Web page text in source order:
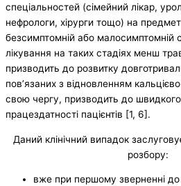
спеціальностей (сімейний лікар,
нефрологи, хірурги тощо) на
безсимптомній або малосимптомній
лікування на таких стадіях менш
призводить до розвитку
пов’язаних з відновленням
свою чергу, призводить до
працездатності пацієнтів [1, 6].
Даний клінічний випадок
розбору:
вже при першому зверненні до